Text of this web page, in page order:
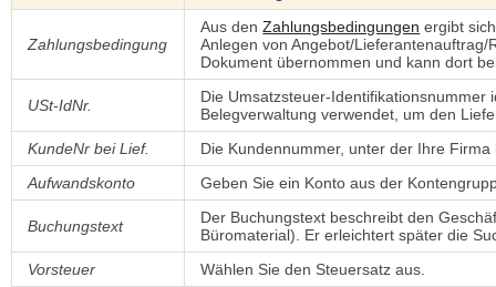
Zahlungsbedingung
Aus denZahlungsbedingungen ergibt
Anlegen von Angebot/
Dokument übernommen und kann dort
USt-IdNr.
Die Umsatzsteuer-
Belegverwaltung verwendet, um den
KundeNr bei Lief.
Die Kundennummer, unter der Ihre
Aufwandskonto
Geben Sie ein Konto aus der
Buchungstext
Der Buchungstext beschreibt den
Büromaterial). Er erleichtert später die
Vorsteuer
Wählen Sie den Steuersatz aus.